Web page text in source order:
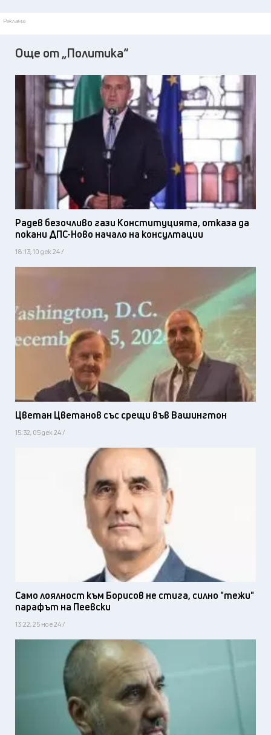
Реклама
Още от „Политика“
Радев безочливо гази Конституцията, отказа да
покани ДПС-Ново начало на консултации
18:13, 10 дек 24 /
Цветан Цветанов със срещи във Вашингтон
15:32, 05 дек 24 /
Само лоялност към Борисов не стига, силно "тежи"
парафът на Пеевски
13:22, 25 ное 24 /